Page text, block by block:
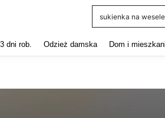
sukienka na wesele
dni rob. Odzież damska Dom i